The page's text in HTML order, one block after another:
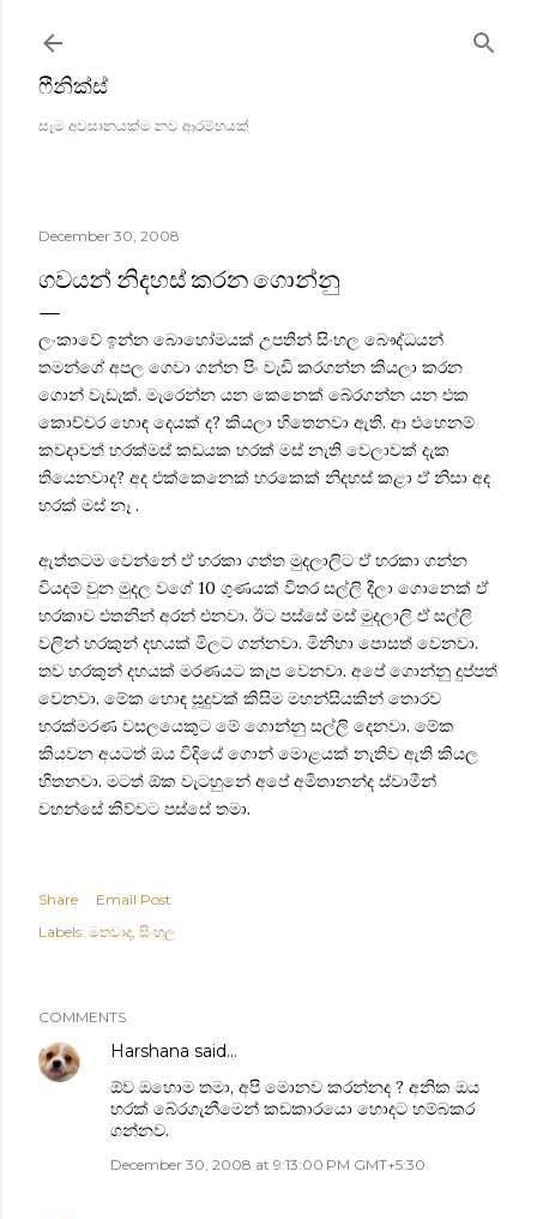
ෆීනික්ස්
සෑම අවසානයක්ම නව ආරම්භයක්
December 30, 2008
ගවයන් නිදහස් කරන ගොන්නු
ලංකාවේ ඉන්න බොහෝමයක් උපතින් සිංහල බෞද්ධයන්
තමන්ගේ අපල ගෙවා ගන්න පිං වැඩි කරගන්න කියලා කරන
ගොන් වැඩැක්. මැරෙන්න යන කෙනෙක් බේරගන්න යන එක
කොච්චර හොඳ දෙයක් ද? කියලා ‍හිතෙනවා ඇති. ආ එහෙනම්
කවදාවත් හරක්මස් කඩයක හරක් මස් නැති වෙලාවක් දැක
තියෙනවාද? අද එක්කෙනෙක් හ‍රකෙක් නිදහස් කළා ඒ නිසා අද
හරක් මස් නෑ .
ඇත්තටම වෙන්නේ ඒ හරකා ගත්ත මුදලාලිට ඒ හරකා ගන්න
වියදම් වුන මුදල වගේ 10 ගුණයක් විතර සල්ලි දීලා ගොනෙක් ඒ
හරකාව එතනින් අරන් එනවා. ඊට පස්සේ මස් මුදලාලි ඒ සල්ලි
වලින් හරකුන් දහයක් මිලට ගන්නවා. මිනිහා‍ පොසත් වෙනවා.
තව හරකුන් දහයක් මරණයට කැප වෙනවා. අපේ ගොන්නු දුප්පත්
වෙනවා. මේක හොඳ සූදුවක් කිසිම මහන්සියකින් තොරව
හරක්මරණ වසලයෙකුට මේ ගොන්නු සල්ලි දෙනවා. මේක
කියවන අයටත් ඔය විදියේ ගොන් මොළයක් නැතිව ඇති කියල
හිතනවා. මටත් ඕක වැටහුනේ අපේ අමිතානන්ද ස්වාමීන්
වහන්සේ කිව්වට පස්සේ තමා.
Share
Email Post
Labels: මතවාද සිංහල
COMMENTS
Harshana said…
ඕව ඔහොම තමා, අපි මොනව කරන්නද ? අනික ඔය
හරක් බේරගැනීමෙන් කඩකාරයො හොදට හම්බකර
ගන්නව.
December 30, 2008 at 9:13:00 PM GMT+5:30